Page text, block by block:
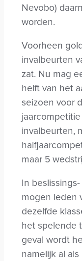
Nevobo)
worden.
Voorheen
invalbeurten
zat. Nu mag
helft van het
seizoen voor
jaarcompetitie
invalbeurten,
maar 5
In
mogen leden
dezelfde
het spelende
geval wordt
namelijk al